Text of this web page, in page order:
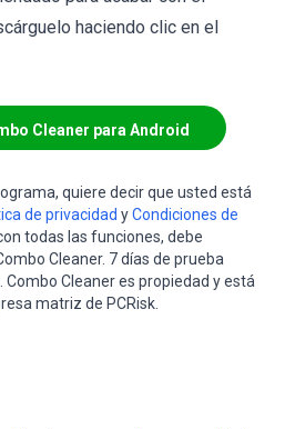
haciendo clic en el
Cleaner para Android
quiere decir que usted está
de privacidad yCondiciones de
todas las funciones, debe
Cleaner. 7 días de prueba
Cleaner es propiedad y está
matriz de PCRisk.